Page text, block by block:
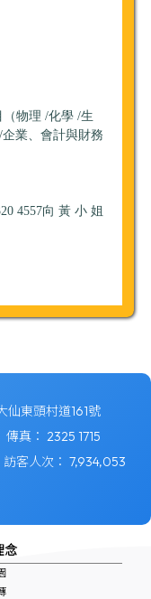
物理 /化學 /生
業、會計與財務
4557向 黃 小 姐
仙東頭村道161號
傳真： 2325 1715
訪客人次： 7,934,053
念